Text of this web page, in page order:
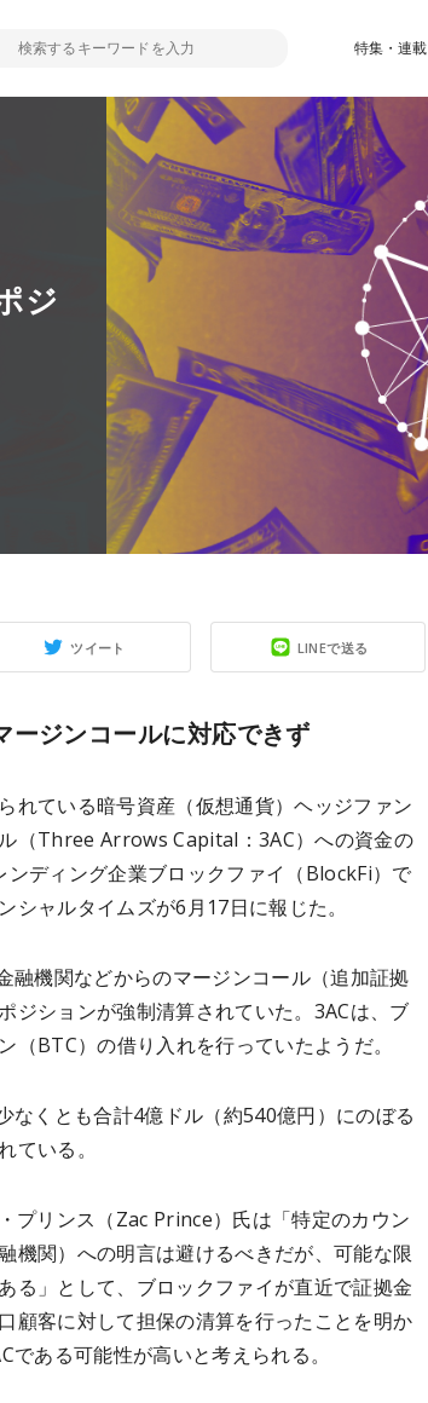
特集・連載
ジ
ツイート LINEで送る
ジンコールに対応できず
れている暗号資産（仮想通貨）ヘッジファン
（Three Arrows Capital：3AC）への資金の
ディング企業ブロックファイ（BlockFi）で
シャルタイムズが6月17日に報じた。
融機関などからのマージンコール（追加証拠
ジションが強制清算されていた。3ACは、ブ
（BTC）の借り入れを行っていたようだ。
なくとも合計4億ドル（約540億円）にのぼる
ている。
プリンス（Zac Prince）氏は「特定のカウン
機関）への明言は避けるべきだが、可能な限
る」として、ブロックファイが直近で証拠金
顧客に対して担保の清算を行ったことを明か
である可能性が高いと考えられる。